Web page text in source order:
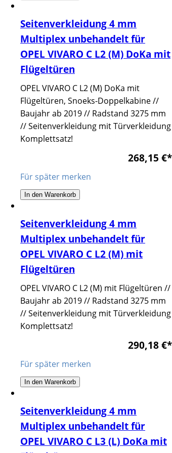
Seitenverkleidung 4 mm
Multiplex unbehandelt für
OPEL VIVARO C L2 (M) DoKa mit
Flügeltüren
OPEL VIVARO C L2 (M) DoKa mit
Flügeltüren, Snoeks-Doppelkabine //
Baujahr ab 2019 // Radstand 3275 mm
// Seitenverkleidung mit Türverkleidung
Komplettsatz!
268,15 €*
Für später merken
In den Warenkorb
Seitenverkleidung 4 mm
Multiplex unbehandelt für
OPEL VIVARO C L2 (M) mit
Flügeltüren
OPEL VIVARO C L2 (M) mit Flügeltüren //
Baujahr ab 2019 // Radstand 3275 mm
// Seitenverkleidung mit Türverkleidung
Komplettsatz!
290,18 €*
Für später merken
In den Warenkorb
Seitenverkleidung 4 mm
Multiplex unbehandelt für
OPEL VIVARO C L3 (L) DoKa mit